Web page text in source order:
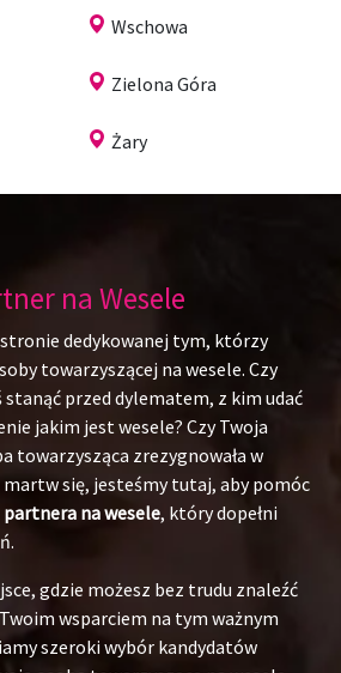
Wschowa
Zielona Góra
Żary
na Wesele
dedykowanej tym, którzy
towarzyszącej na wesele. Czy
stanąć przed dylematem, z kim udać
jakim jest wesele? Czy Twoja
towarzysząca zrezygnowała w
się, jesteśmy tutaj, aby pomóc
partnera na wesele, który dopełni
gdzie możesz bez trudu znaleźć
wsparciem na tym ważnym
szeroki wybór kandydatów